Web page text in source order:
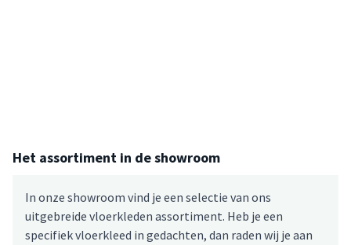
Het assortiment in de showroom
In onze showroom vind je een selectie van ons
uitgebreide vloerkleden assortiment. Heb je een
specifiek vloerkleed in gedachten, dan raden wij je aan